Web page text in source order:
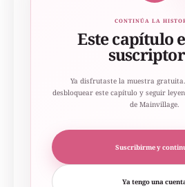
CONTINÚA LA
Este capítulo
Ya disfrutaste la muestra
desbloquear este capítulo y seguir
de Mainvillage.
Suscribirme y
Ya tengo una